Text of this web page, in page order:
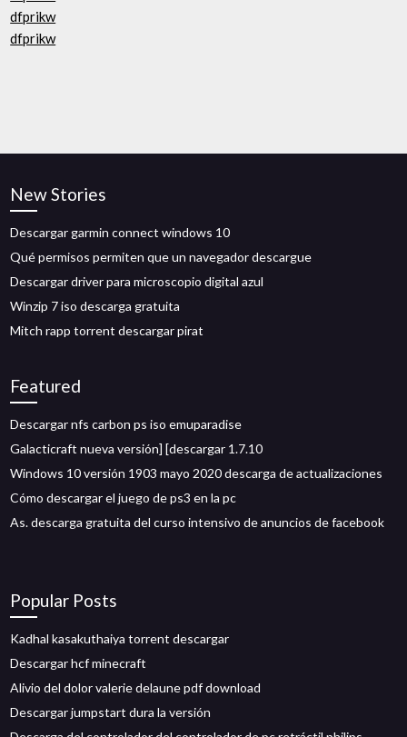
dfprikw
dfprikw
New Stories
Descargar garmin connect windows 10
Qué permisos permiten que un navegador descargue
Descargar driver para microscopio digital azul
Winzip 7 iso descarga gratuita
Mitch rapp torrent descargar pirat
Featured
Descargar nfs carbon ps iso emuparadise
Galacticraft nueva versión] [descargar 1.7.10
Windows 10 versión 1903 mayo 2020 descarga de actualizaciones
Cómo descargar el juego de ps3 en la pc
As. descarga gratuita del curso intensivo de anuncios de facebook
Popular Posts
Kadhal kasakuthaiya torrent descargar
Descargar hcf minecraft
Alivio del dolor valerie delaune pdf download
Descargar jumpstart dura la versión